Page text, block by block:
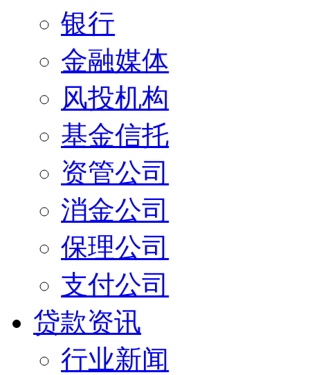
银行
金融媒体
风投机构
基金信托
资管公司
消金公司
保理公司
支付公司
贷款资讯
行业新闻